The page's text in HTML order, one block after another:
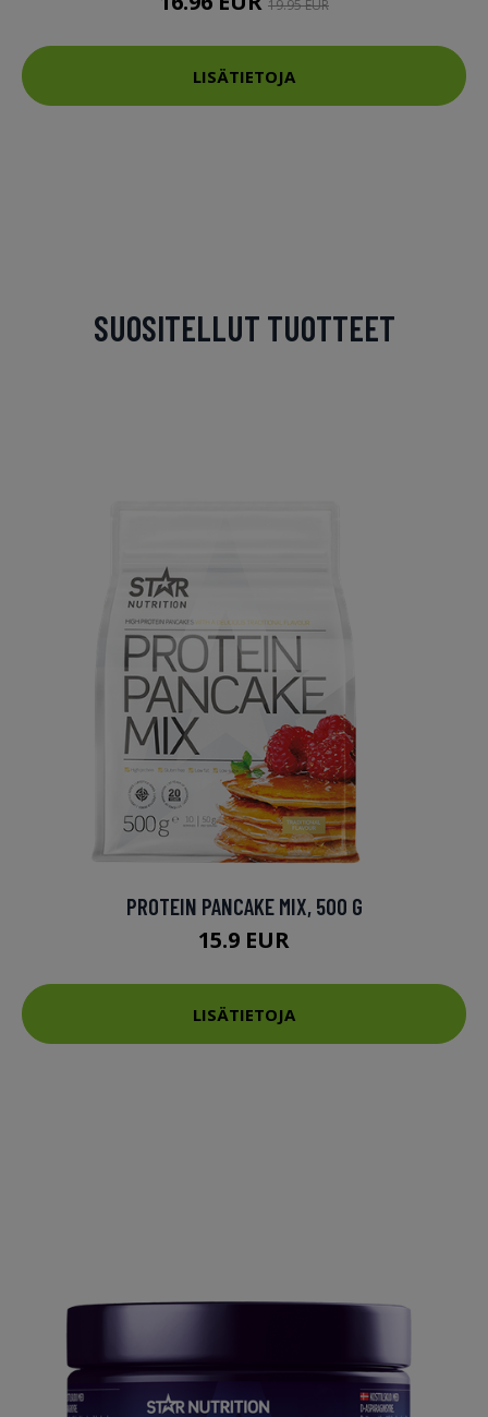
19.95 EUR
LISÄTIETOJA
SUOSITELLUT TUOTTEET
PROTEIN PANCAKE MIX, 500 G
15.9 EUR
LISÄTIETOJA